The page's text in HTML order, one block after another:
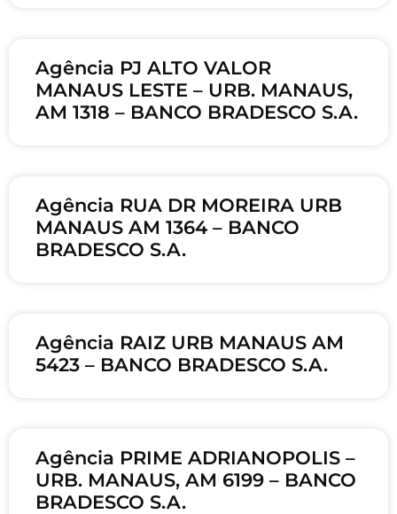
Agência PJ ALTO VALOR
MANAUS LESTE – URB. MANAUS,
AM 1318 – BANCO BRADESCO S.A.
Agência RUA DR MOREIRA URB
MANAUS AM 1364 – BANCO
BRADESCO S.A.
Agência RAIZ URB MANAUS AM
5423 – BANCO BRADESCO S.A.
Agência PRIME ADRIANOPOLIS –
URB. MANAUS, AM 6199 – BANCO
BRADESCO S.A.